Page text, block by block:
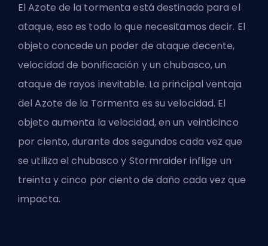
El Azote de la tormenta está destinado para el
ataque, eso es todo lo que necesitamos decir. El
objeto concede un poder de ataque decente,
velocidad de bonificación y un chubasco, un
ataque de rayos inevitable. La principal ventaja
del Azote de la Tormenta es su velocidad. El
objeto aumenta la velocidad, en un veinticinco
por ciento, durante dos segundos cada vez que
se utiliza el chubasco y Stormraider inflige un
treinta y cinco por ciento de daño cada vez que
impacta.